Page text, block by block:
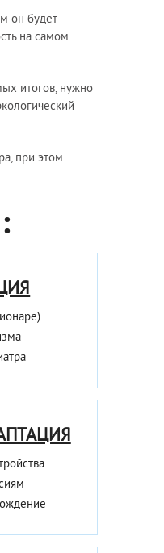
он будет
на самом
итогов, нужно
при этом